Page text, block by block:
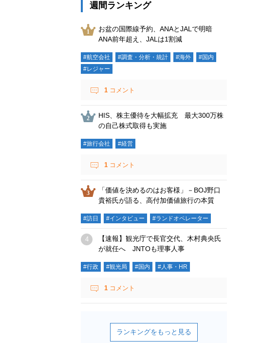
週間ランキング
お盆の国際線予約、ANAとJALで明暗
ANA前年超え、JALは1割減
#航空会社 #調査・分析・統計 #海外
#国内
#レジャー
1 コメント
HIS、株主優待を大幅拡充 最大300万株
の自己株式取得も実施
#旅行会社 #経営
1 コメント
「価値を決めるのはお客様」－BOJ野口
貴裕氏が語る、高付加価値旅行の本質
#訪日 #インタビュー #ランドオペレーター
【速報】観光庁で長官交代、木村典央氏
が就任へ JNTOも理事人事
#行政 #観光局 #国内 #人事・HR
1 コメント